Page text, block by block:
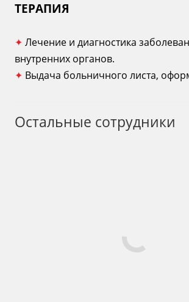
ТЕРАПИЯ
✦ Лечение и диагностика
внутренних органов.
✦ Выдача больничного листа,
Остальные сотрудники